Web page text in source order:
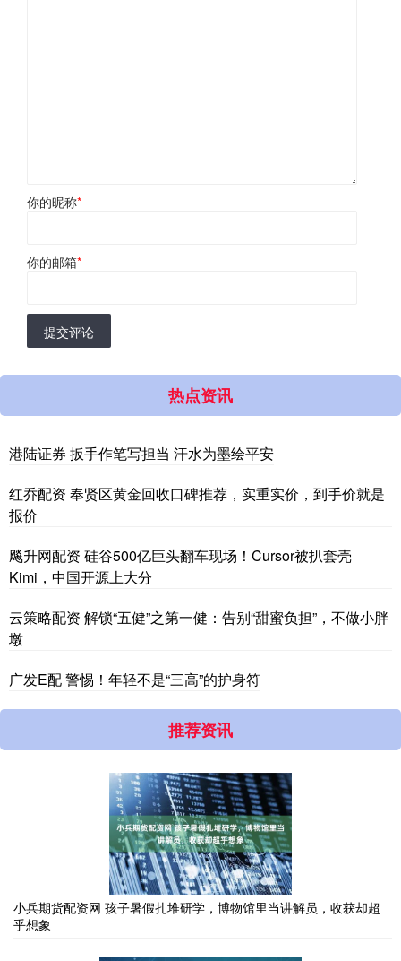
你的昵称*
你的邮箱*
提交评论
热点资讯
港陆证券 扳手作笔写担当 汗水为墨绘平安
红乔配资 奉贤区黄金回收口碑推荐，实重实价，到手价就是
报价
飚升网配资 硅谷500亿巨头翻车现场！Cursor被扒套壳
Kimi，中国开源上大分
云策略配资 解锁“五健”之第一健：告别“甜蜜负担”，不做小胖
墩
广发E配 警惕！年轻不是“三高”的护身符
推荐资讯
小兵期货配资网 孩子暑假扎堆研学，博物馆里当讲解员，收获却超
乎想象